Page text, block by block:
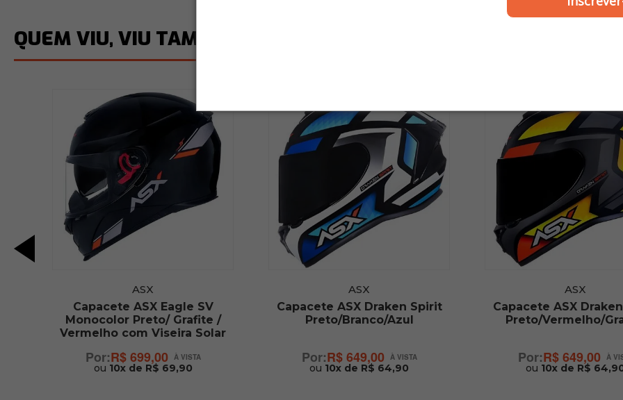
QUEM VIU, VIU TAMBÉM
ASX
Capacete ASX Eagle SV
Monocolor Preto/ Grafite /
Vermelho com Viseira Solar
R$ 699,00
ou 10x de R$ 69,90
ASX
Capacete ASX Draken Spirit
Preto/Branco/Azul
R$ 649,00
ou 10x de R$ 64,90
ASX
Capacete ASX
Preto/Vermelho/
R$ 649,00
ou 10x de R$